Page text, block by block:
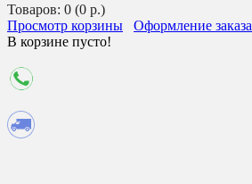
Товаров: 0 (0 р.)
Просмотр корзины
Оформление заказа
В корзине пусто!